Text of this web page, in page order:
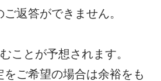
返答ができません。
ことが予想されます。
をご希望の場合は余裕をも